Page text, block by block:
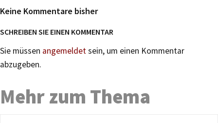
Keine Kommentare bisher
SCHREIBEN SIE EINEN KOMMENTAR
Sie müssen angemeldetsein, um einen Kommentar
abzugeben.
Mehr zum Thema